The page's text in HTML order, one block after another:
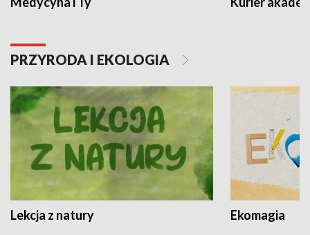
PRZYRODA I EKOLOGIA
Lekcja z natury Ekomagia